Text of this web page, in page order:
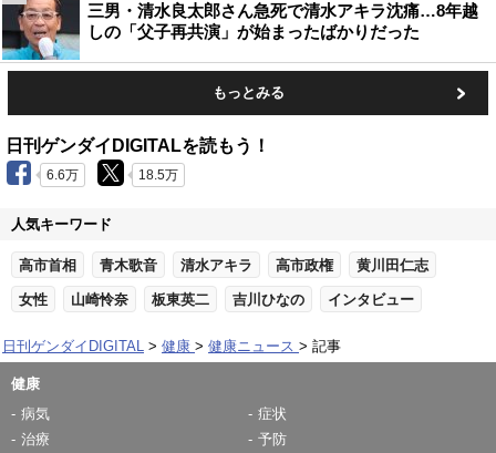
三男・清水良太郎さん急死で清水アキラ沈痛…8年越
しの「父子再共演」が始まったばかりだった
もっとみる
日刊ゲンダイDIGITALを読もう！
6.6万 18.5万
人気キーワード
高市首相 青木歌音 清水アキラ 高市政権 黄川田仁志
女性 山崎怜奈 板東英二 吉川ひなの インタビュー
日刊ゲンダイDIGITAL 健康 健康ニュース 記事
健康
病気
症状
治療
予防